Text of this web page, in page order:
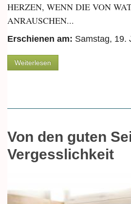
HERZEN, WENN DIE VON
ANRAUSCHEN...
Erschienen am: Samstag, 19.
Weiterlesen
Von den guten
Vergesslichkeit